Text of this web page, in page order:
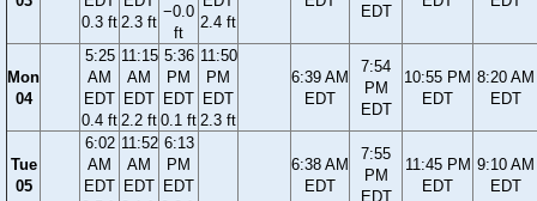
0.3 ft 2.3 ft
−0.0
ft
2.4 ft
EDT
Mon
04
5:25
AM
EDT
0.4 ft
11:15
AM
EDT
2.2 ft
5:36
PM
EDT
0.1 ft
11:50
PM
EDT
2.3 ft
6:39 AM
EDT
7:54
PM
EDT
10:55 PM
EDT
8:20 AM
EDT
Tue
05
6:02
AM
EDT
11:52
AM
EDT
6:13
PM
EDT
6:38 AM
EDT
7:55
PM
EDT
11:45 PM
EDT
9:10 AM
EDT